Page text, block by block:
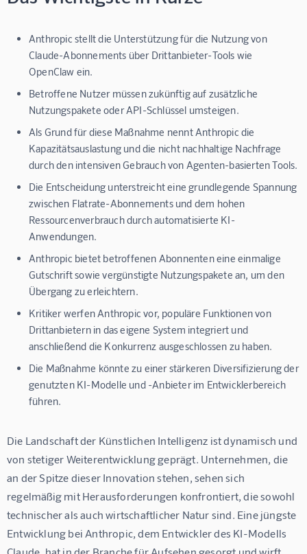
Anthropic stellt die Unterstützung für die Nutzung von
Claude-Abonnements über Drittanbieter-Tools wie
OpenClaw ein.
Betroffene Nutzer müssen zukünftig auf zusätzliche
Nutzungspakete oder API-Schlüssel umsteigen.
Als Grund für diese Maßnahme nennt Anthropic die
Kapazitätsauslastung und die nicht nachhaltige Nachfrage
durch den intensiven Gebrauch von Agenten-basierten Tools.
Die Entscheidung unterstreicht eine grundlegende Spannung
zwischen Flatrate-Abonnements und dem hohen
Ressourcenverbrauch durch automatisierte KI-
Anwendungen.
Anthropic bietet betroffenen Abonnenten eine einmalige
Gutschrift sowie vergünstigte Nutzungspakete an, um den
Übergang zu erleichtern.
Kritiker werfen Anthropic vor, populäre Funktionen von
Drittanbietern in das eigene System integriert und
anschließend die Konkurrenz ausgeschlossen zu haben.
Die Maßnahme könnte zu einer stärkeren Diversifizierung der
genutzten KI-Modelle und -Anbieter im Entwicklerbereich
führen.
Die Landschaft der Künstlichen Intelligenz ist dynamisch und
von stetiger Weiterentwicklung geprägt. Unternehmen, die
an der Spitze dieser Innovation stehen, sehen sich
regelmäßig mit Herausforderungen konfrontiert, die sowohl
technischer als auch wirtschaftlicher Natur sind. Eine jüngste
Entwicklung bei Anthropic, dem Entwickler des KI-Modells